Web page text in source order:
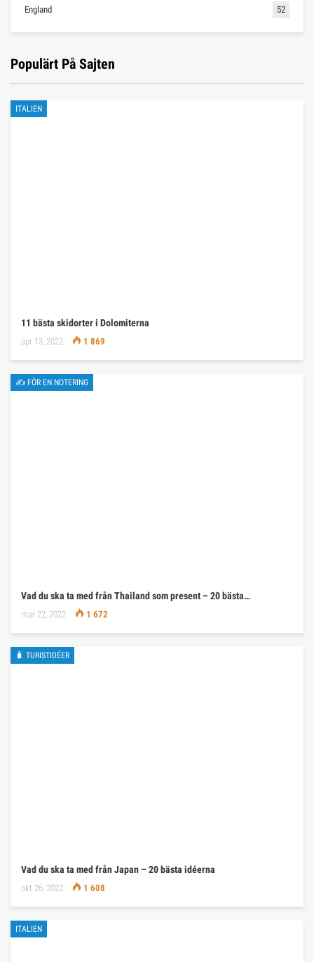
England 52
Populärt På Sajten
ITALIEN
11 bästa skidorter i Dolomiterna
apr 13, 2022 1 869
✍ FÖR EN NOTERING
Vad du ska ta med från Thailand som present – 20 bästa…
mar 22, 2022 1 672
🧳 TURISTIDÉER
Vad du ska ta med från Japan – 20 bästa idéerna
okt 26, 2022 1 608
ITALIEN